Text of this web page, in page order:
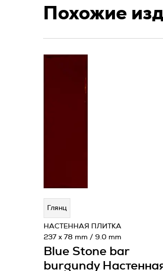
Похожие
Глянц
Blue Stone bar
burgundy
НАСТЕННАЯ ПЛИТКА
237 x 78 mm / 9.0 mm